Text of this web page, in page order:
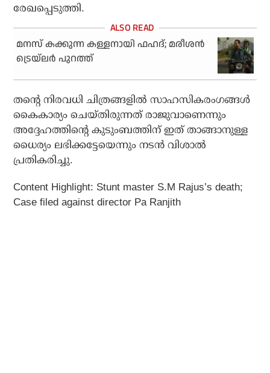
രേഖപ്പെടുത്തി.
മനസ് കക്കുന്ന കള്ളനായി ഫഹദ്; മരീശന്‍
ട്രെയ്ലര്‍ പുറത്ത്
തന്റെ നിരവധി ചിത്രങ്ങളില്‍ സാഹസികരംഗങ്ങള്‍
കൈകാര്യം ചെയ്തിരുന്നത് രാജുവാണെന്നും
അദ്ദേഹത്തിന്റെ കുടുംബത്തിന് ഇത് താങ്ങാനുള്ള
ധൈര്യം ലഭിക്കട്ടേയെന്നും നടന്‍ വിശാല്‍
പ്രതികരിച്ചു.
Content Highlight: Stunt master S.M Rajus’s death;
Case filed against director Pa Ranjith